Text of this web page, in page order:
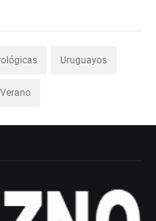
Uruguayos
Verano